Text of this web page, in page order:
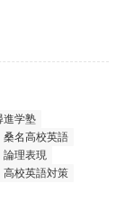
進学塾
桑名高校英語
論理表現
高校英語対策